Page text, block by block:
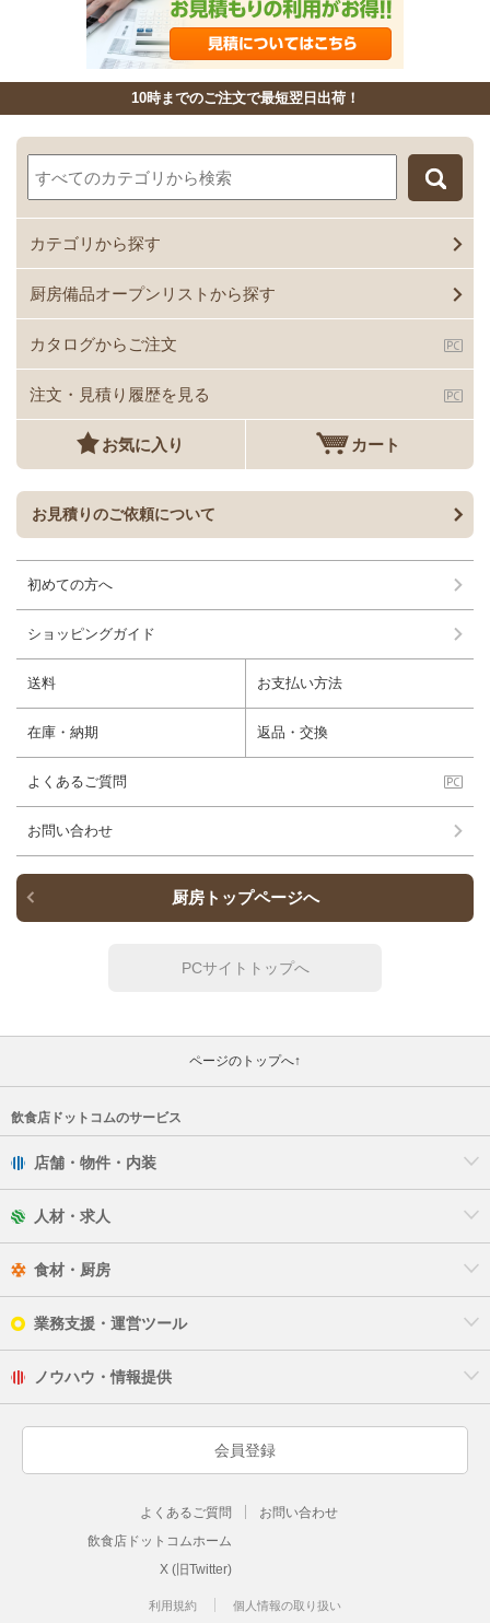
10時までのご注文で最短翌日出荷！
カテゴリから探す
厨房備品オープンリストから探す
カタログからご注文
注文・見積り履歴を見る
お気に入り カート
お見積りのご依頼について
初めての方へ
ショッピングガイド
送料 お支払い方法
在庫・納期 返品・交換
よくあるご質問
お問い合わせ
厨房トップページへ
PCサイトトップへ
ページのトップへ↑
飲食店ドットコムのサービス
店舗・物件・内装
人材・求人
食材・厨房
業務支援・運営ツール
ノウハウ・情報提供
会員登録
よくあるご質問
お問い合わせ
飲食店ドットコムホーム
X (旧Twitter)
利用規約 個人情報の取り扱い